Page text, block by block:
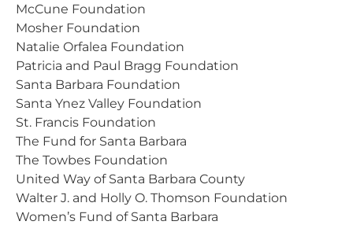
McCune Foundation
Mosher Foundation
Natalie Orfalea Foundation
Patricia and Paul Bragg Foundation
Santa Barbara Foundation
Santa Ynez Valley Foundation
St. Francis Foundation
The Fund for Santa Barbara
The Towbes Foundation
United Way of Santa Barbara County
Walter J. and Holly O. Thomson Foundation
Women’s Fund of Santa Barbara